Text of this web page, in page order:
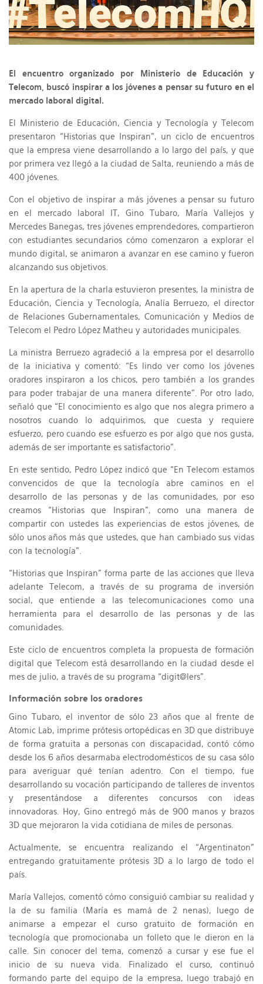
El encuentro organizado por Ministerio de Educación y
Telecom, buscó inspirar a los jóvenes a pensar su futuro en el
mercado laboral digital.
El Ministerio de Educación, Ciencia y Tecnología y Telecom
presentaron “Historias que Inspiran”, un ciclo de encuentros
que la empresa viene desarrollando a lo largo del país, y que
por primera vez llegó a la ciudad de Salta, reuniendo a más de
400 jóvenes.
Con el objetivo de inspirar a más jóvenes a pensar su futuro
en el mercado laboral IT, Gino Tubaro, María Vallejos y
Mercedes Banegas, tres jóvenes emprendedores, compartieron
con estudiantes secundarios cómo comenzaron a explorar el
mundo digital, se animaron a avanzar en ese camino y fueron
alcanzando sus objetivos.
En la apertura de la charla estuvieron presentes, la ministra de
Educación, Ciencia y Tecnología, Analía Berruezo, el director
de Relaciones Gubernamentales, Comunicación y Medios de
Telecom el Pedro López Matheu y autoridades municipales.
La ministra Berruezo agradeció a la empresa por el desarrollo
de la iniciativa y comentó: “Es lindo ver como los jóvenes
oradores inspiraron a los chicos, pero también a los grandes
para poder trabajar de una manera diferente”. Por otro lado,
señaló que “El conocimiento es algo que nos alegra primero a
nosotros cuando lo adquirimos, que cuesta y requiere
esfuerzo, pero cuando ese esfuerzo es por algo que nos gusta,
además de ser importante es satisfactorio”.
En este sentido, Pedro López indicó que “En Telecom estamos
convencidos de que la tecnología abre caminos en el
desarrollo de las personas y de las comunidades, por eso
creamos “Historias que Inspiran”, como una manera de
compartir con ustedes las experiencias de estos jóvenes, de
sólo unos años más que ustedes, que han cambiado sus vidas
con la tecnología”.
“Historias que Inspiran” forma parte de las acciones que lleva
adelante Telecom, a través de su programa de inversión
social, que entiende a las telecomunicaciones como una
herramienta para el desarrollo de las personas y de las
comunidades.
Este ciclo de encuentros completa la propuesta de formación
digital que Telecom está desarrollando en la ciudad desde el
mes de julio, a través de su programa “digit@lers”.
Información sobre los oradores
Gino Tubaro, el inventor de sólo 23 años que al frente de
Atomic Lab, imprime prótesis ortopédicas en 3D que distribuye
de forma gratuita a personas con discapacidad, contó cómo
desde los 6 años desarmaba electrodomésticos de su casa sólo
para averiguar qué tenían adentro. Con el tiempo, fue
desarrollando su vocación participando de talleres de inventos
y presentándose a diferentes concursos con ideas
innovadoras. Hoy, Gino entregó más de 900 manos y brazos
3D que mejoraron la vida cotidiana de miles de personas.
Actualmente, se encuentra realizando el “Argentinaton”
entregando gratuitamente prótesis 3D a lo largo de todo el
país.
María Vallejos, comentó cómo consiguió cambiar su realidad y
la de su familia (María es mamá de 2 nenas), luego de
animarse a empezar el curso gratuito de formación en
tecnología que promocionaba un folleto que le dieron en la
calle. Sin conocer del tema, comenzó a cursar y ese fue el
inicio de su nueva vida. Finalizado el curso, continuó
formando parte del equipo de la empresa, luego trabajó en